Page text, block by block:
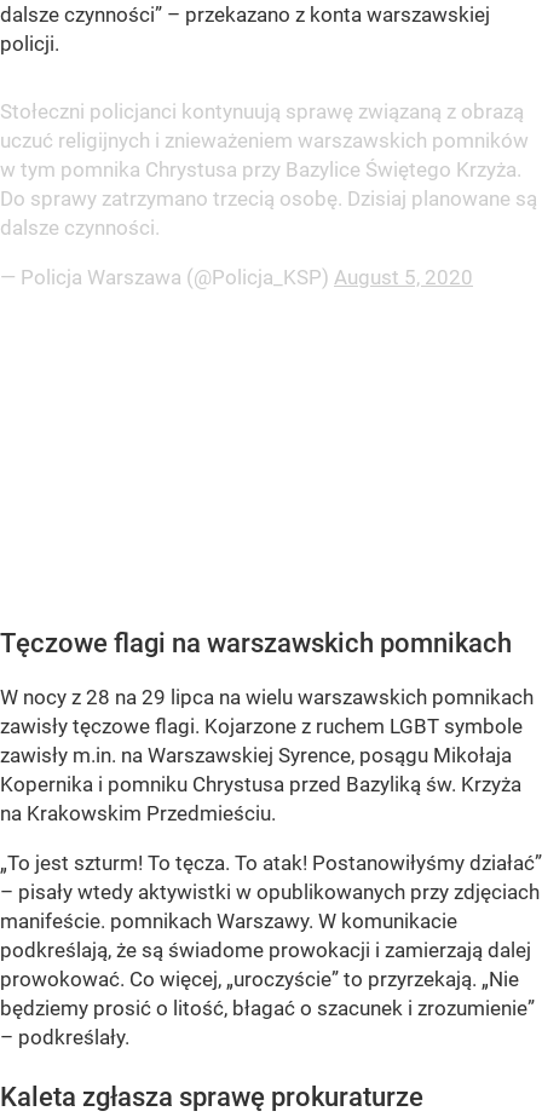
dalsze czynności” – przekazano z konta warszawskiej
policji.
Stołeczni policjanci kontynuują sprawę związaną z obrazą
uczuć religijnych i znieważeniem warszawskich pomników
w tym pomnika Chrystusa przy Bazylice Świętego Krzyża.
Do sprawy zatrzymano trzecią osobę. Dzisiaj planowane są
dalsze czynności.
— Policja Warszawa (@Policja_KSP) August 5, 2020
Tęczowe flagi na warszawskich pomnikach
W nocy z 28 na 29 lipca na wielu warszawskich pomnikach
zawisły tęczowe flagi. Kojarzone z ruchem LGBT symbole
zawisły m.in. na Warszawskiej Syrence, posągu Mikołaja
Kopernika i pomniku Chrystusa przed Bazyliką św. Krzyża
na Krakowskim Przedmieściu.
„To jest szturm! To tęcza. To atak! Postanowiłyśmy działać”
– pisały wtedy aktywistki w opublikowanych przy zdjęciach
manifeście. pomnikach Warszawy. W komunikacie
podkreślają, że są świadome prowokacji i zamierzają dalej
prowokować. Co więcej, „uroczyście” to przyrzekają. „Nie
będziemy prosić o litość, błagać o szacunek i zrozumienie”
– podkreślały.
Kaleta zgłasza sprawę prokuraturze